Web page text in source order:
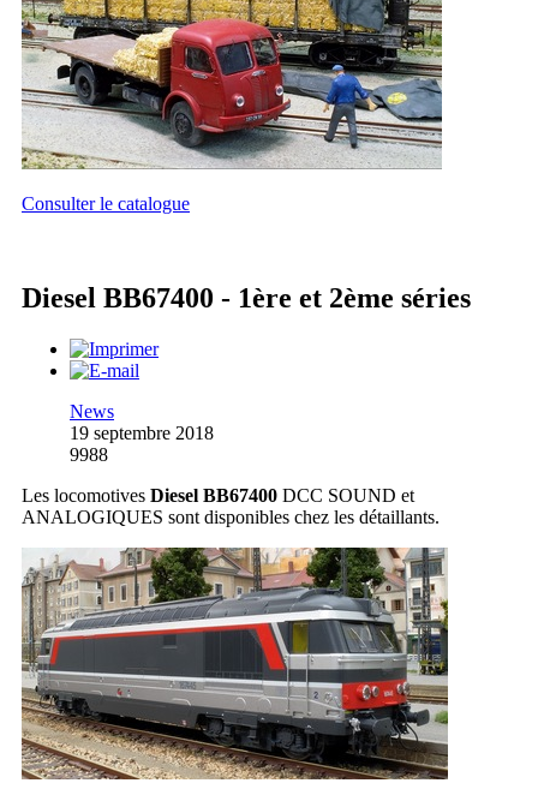
Consulter le catalogue
Diesel BB67400 - 1ère et 2ème séries
News
19 septembre 2018
9988
Les locomotives Diesel BB67400 DCC SOUND et
ANALOGIQUES sont disponibles chez les détaillants.